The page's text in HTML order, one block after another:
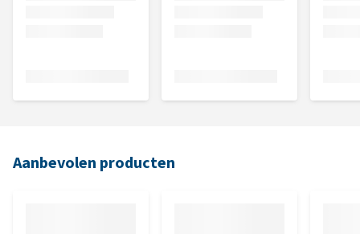
Aanbevolen producten